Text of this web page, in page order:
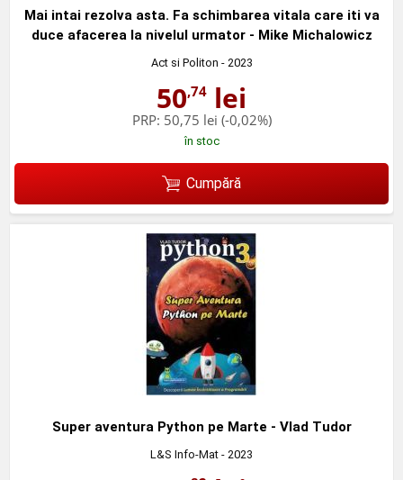
Mai intai rezolva asta. Fa schimbarea vitala care iti va
duce afacerea la nivelul urmator - Mike Michalowicz
Act si Politon - 2023
50,74 lei
PRP: 50,75 lei (-0,02%)
în stoc
Cumpără
Super aventura Python pe Marte - Vlad Tudor
L&S Info-Mat - 2023